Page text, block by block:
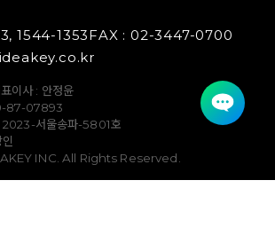
1544-1353FAX : 02-3447-0700
이사 : 안정윤
87-07893
2023-서울송파-5801호
INC. All Rights Reserved.